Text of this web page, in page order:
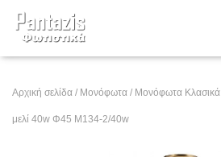
Αρχική σελίδα / Μονόφωτα / Μονόφωτα Κλασικά
μελί 40w Φ45 Μ134-2/40w